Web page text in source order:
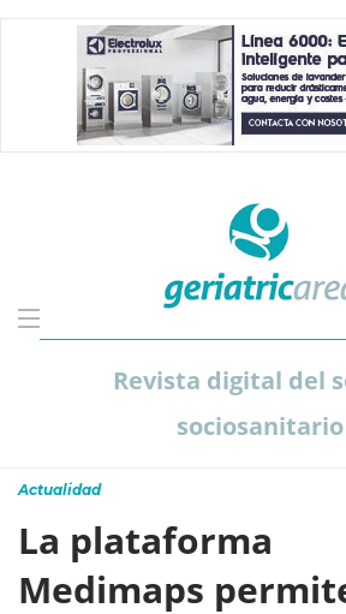
Revista digital del
sociosanitario
Actualidad
La plataforma
Medimaps